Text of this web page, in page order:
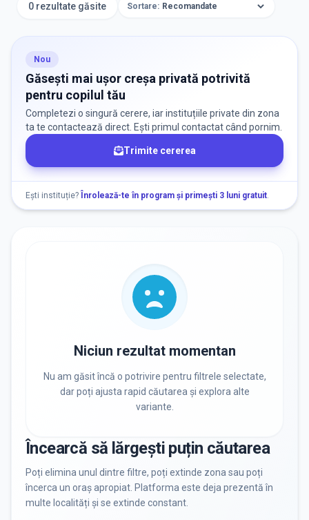
Nu există informații despre locuri libere
Resetează filtrele
0 rezultate găsite Sortare:
Nou
Găsești mai ușor creșa privată potrivită
pentru copilul tău
Completezi o singură cerere, iar instituțiile private din zona
ta te contactează direct. Ești primul contactat când pornim.
Trimite cererea
Ești instituție? Înrolează-te în program și primești 3 luni gratuit.
Niciun rezultat momentan
Nu am găsit încă o potrivire pentru filtrele selectate,
dar poți ajusta rapid căutarea și explora alte
variante.
Încearcă să lărgești puțin căutarea
Poți elimina unul dintre filtre, poți extinde zona sau poți
încerca un oraș apropiat. Platforma este deja prezentă în
multe localități și se extinde constant.